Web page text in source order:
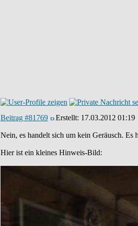
Beitrag #81769 Erstellt: 17.03.2012 01:19
Nein, es handelt sich um kein Geräusch. Es
Hier ist ein kleines Hinweis-Bild: